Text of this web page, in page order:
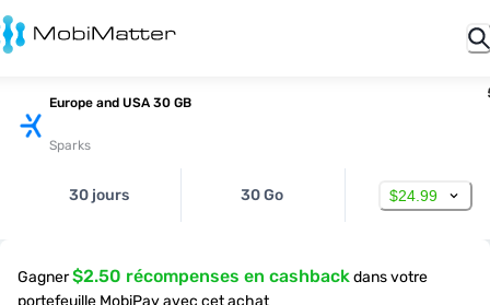
Europe and USA 30 GB
Sparks
30 jours 30 Go $24.99
Gagner$2.50 récompenses en cashbackdans votre
portefeuille MobiPay avec cet achat